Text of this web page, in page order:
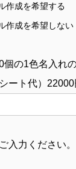
作成を希望する
作成を希望しない
個の1色名入れ
ート代）22000
入力ください。